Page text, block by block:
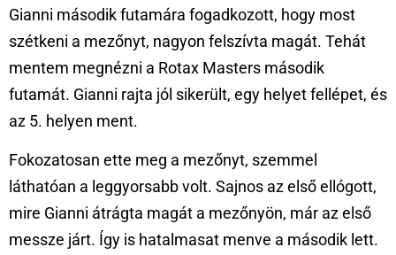
Gianni második futamára fogadkozott, hogy most
szétkeni a mezőnyt, nagyon felszívta magát. Tehát
mentem megnézni a Rotax Masters második
futamát. Gianni rajta jól sikerült, egy helyet fellépet, és
az 5. helyen ment.
Fokozatosan ette meg a mezőnyt, szemmel
láthatóan a leggyorsabb volt. Sajnos az első ellógott,
mire Gianni átrágta magát a mezőnyön, már az első
messze járt. Így is hatalmasat menve a második lett.